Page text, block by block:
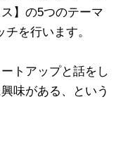
】の5つのテーマ
を行います。
トアップと話をし
味がある、という